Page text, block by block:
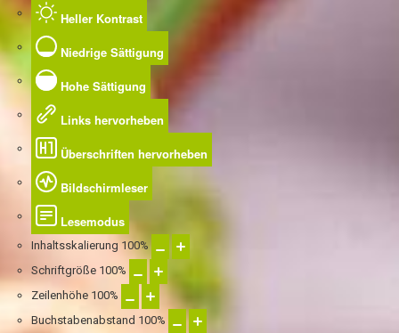
Heller Kontrast
Niedrige Sättigung
Hohe Sättigung
Links hervorheben
Überschriften hervorheben
Bildschirmleser
Lesemodus
Inhaltsskalierung 100%
Schriftgröße 100%
Zeilenhöhe 100%
Buchstabenabstand 100%